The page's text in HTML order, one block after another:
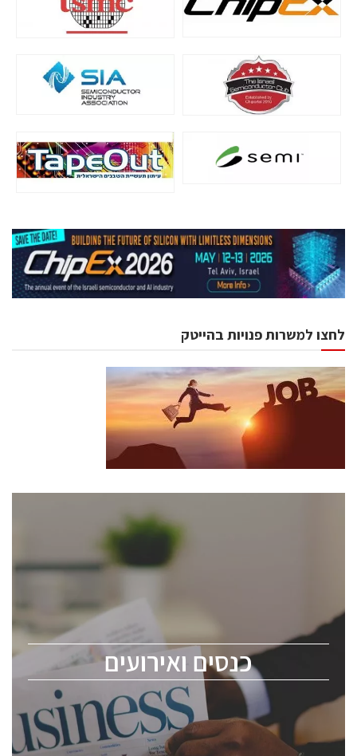
לחצו למשרות פנויות בהייטק
כנסים ואירועים
כנסים ואירועים
לכל העוסקים בתעשיית הסמיקונדקטור כולל מהנדסים,
מומחים מקצועיים ובכירים.
ChipEx2026 will be held on May 12-13, 2026. The
conference is intended for everyone involved in the
semiconductor industry, including engineers,
professional experts, and senior executives.